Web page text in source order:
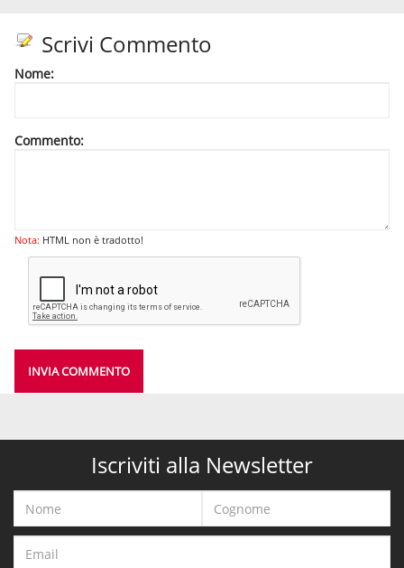
Scrivi Commento
Nome:
Commento:
Nota: HTML non è tradotto!
INVIA COMMENTO
Iscriviti alla Newsletter